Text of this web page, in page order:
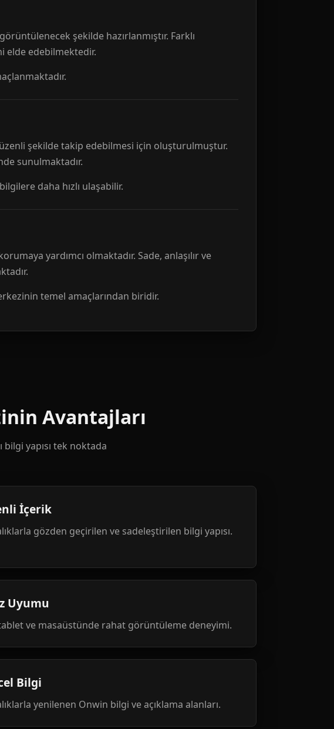
şekilde hazırlanmıştır. Farklı
elde edebilmektedir.
şekilde takip edebilmesi için oluşturulmuştur.
sunulmaktadır.
daha hızlı ulaşabilir.
yardımcı olmaktadır. Sade, anlaşılır ve
temel amaçlarından biridir.
Avantajları
bilgi yapısı tek noktada
İçerik
gözden geçirilen ve sadeleştirilen bilgi yapısı.
Uyumu
ve masaüstünde rahat görüntüleme deneyimi.
Bilgi
yenilenen Onwin bilgi ve açıklama alanları.